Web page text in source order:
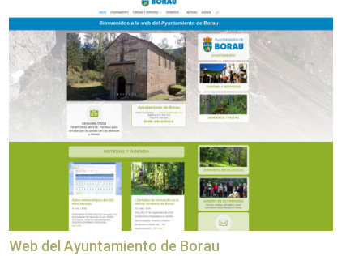
Web del Ayuntamiento de Borau